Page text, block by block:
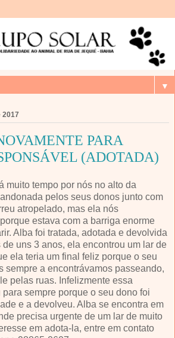
▼
2017
PARA
(ADOTADA)
muito tempo por nós no alto da
pelos seus donos junto com
atropelado, mas ela nós
estava com a barriga enorme
Alba foi tratada, adotada e devolvida
uns 3 anos, ela encontrou um lar de
ela teria um final feliz porque o seu
sempre a encontrávamos passeando,
pelas ruas. Infelizmente essa
sempre porque o seu dono foi
e a devolveu. Alba se encontra em
precisa urgente de um lar de muito
em adota-la, entre em contato